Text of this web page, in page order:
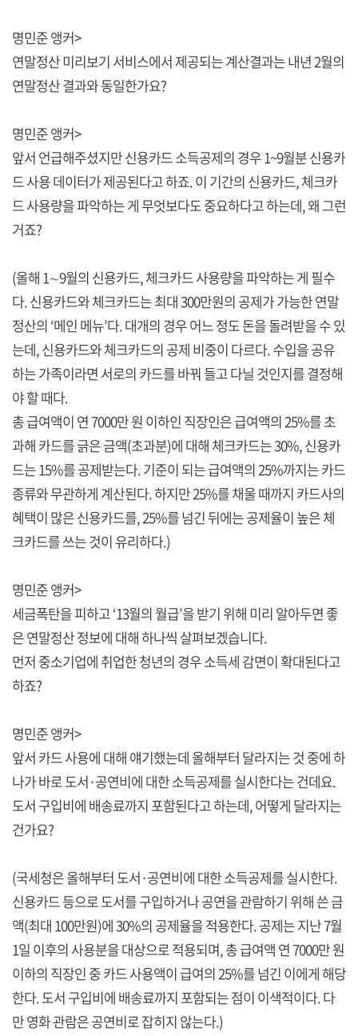
명민준 앵커>
연말정산 미리보기 서비스에서 제공되는 계산결과는 내년 2월의
연말정산 결과와 동일한가요?
명민준 앵커>
앞서 언급해주셨지만 신용카드 소득공제의 경우 1~9월분 신용카
드 사용 데이터가 제공된다고 하죠. 이 기간의 신용카드, 체크카
드 사용량을 파악하는 게 무엇보다도 중요하다고 하는데, 왜 그런
거죠?
(올해 1∼9월의 신용카드, 체크카드 사용량을 파악하는 게 필수
다. 신용카드와 체크카드는 최대 300만원의 공제가 가능한 연말
정산의 ‘메인 메뉴’다. 대개의 경우 어느 정도 돈을 돌려받을 수 있
는데, 신용카드와 체크카드의 공제 비중이 다르다. 수입을 공유
하는 가족이라면 서로의 카드를 바꿔 들고 다닐 것인지를 결정해
야 할 때다.
총 급여액이 연 7000만 원 이하인 직장인은 급여액의 25%를 초
과해 카드를 긁은 금액(초과분)에 대해 체크카드는 30%, 신용카
드는 15%를 공제받는다. 기준이 되는 급여액의 25%까지는 카드
종류와 무관하게 계산된다. 하지만 25%를 채울 때까지 카드사의
혜택이 많은 신용카드를, 25%를 넘긴 뒤에는 공제율이 높은 체
크카드를 쓰는 것이 유리하다.)
명민준 앵커>
세금폭탄을 피하고 ‘13월의 월급’을 받기 위해 미리 알아두면 좋
은 연말정산 정보에 대해 하나씩 살펴보겠습니다.
먼저 중소기업에 취업한 청년의 경우 소득세 감면이 확대된다고
하죠?
명민준 앵커>
앞서 카드 사용에 대해 얘기했는데 올해부터 달라지는 것 중에 하
나가 바로 도서·공연비에 대한 소득공제를 실시한다는 건데요.
도서 구입비에 배송료까지 포함된다고 하는데, 어떻게 달라지는
건가요?
(국세청은 올해부터 도서·공연비에 대한 소득공제를 실시한다.
신용카드 등으로 도서를 구입하거나 공연을 관람하기 위해 쓴 금
액(최대 100만원)에 30%의 공제율을 적용한다. 공제는 지난 7월
1일 이후의 사용분을 대상으로 적용되며, 총 급여액 연 7000만 원
이하의 직장인 중 카드 사용액이 급여의 25%를 넘긴 이에게 해당
한다. 도서 구입비에 배송료까지 포함되는 점이 이색적이다. 다
만 영화 관람은 공연비로 잡히지 않는다.)